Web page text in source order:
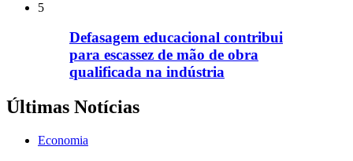
5
Defasagem educacional contribui
para escassez de mão de obra
qualificada na indústria
Últimas Notícias
Economia